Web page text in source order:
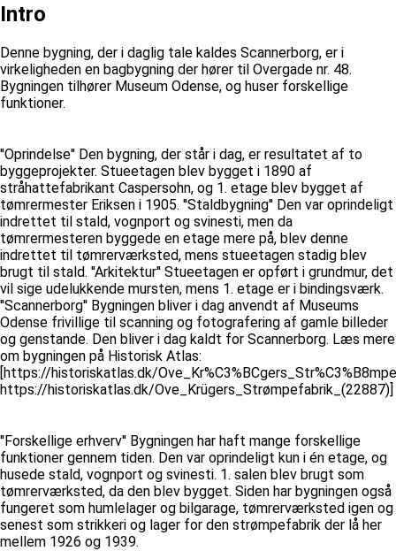
Intro
Denne bygning, der i daglig tale kaldes Scannerborg, er i
virkeligheden en bagbygning der hører til Overgade nr. 48.
Bygningen tilhører Museum Odense, og huser forskellige
funktioner.
''Oprindelse'' Den bygning, der står i dag, er resultatet af to
byggeprojekter. Stueetagen blev bygget i 1890 af
stråhattefabrikant Caspersohn, og 1. etage blev bygget af
tømrermester Eriksen i 1905. ''Staldbygning'' Den var oprindeligt
indrettet til stald, vognport og svinesti, men da
tømrermesteren byggede en etage mere på, blev denne
indrettet til tømrerværksted, mens stueetagen stadig blev
brugt til stald. ''Arkitektur'' Stueetagen er opført i grundmur, det
vil sige udelukkende mursten, mens 1. etage er i bindingsværk.
''Scannerborg'' Bygningen bliver i dag anvendt af Museums
Odense frivillige til scanning og fotografering af gamle billeder
og genstande. Den bliver i dag kaldt for Scannerborg. Læs mere
om bygningen på Historisk Atlas:
[https://historiskatlas.dk/
https://historiskatlas.dk/Ove_Krügers_Strømpefabrik_(22887)]
''Forskellige erhverv'' Bygningen har haft mange forskellige
funktioner gennem tiden. Den var oprindeligt kun i én etage, og
husede stald, vognport og svinesti. 1. salen blev brugt som
tømrerværksted, da den blev bygget. Siden har bygningen også
fungeret som humlelager og bilgarage, tømrerværksted igen og
senest som strikkeri og lager for den strømpefabrik der lå her
mellem 1926 og 1939.